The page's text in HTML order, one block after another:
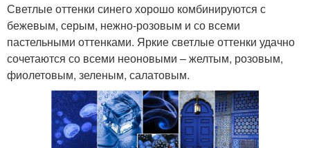
Светлые оттенки синего хорошо комбинируются с
бежевым, серым, нежно-розовым и со всеми
пастельными оттенками. Яркие светлые оттенки удачно
сочетаются со всеми неоновыми – желтым, розовым,
фиолетовым, зеленым, салатовым.